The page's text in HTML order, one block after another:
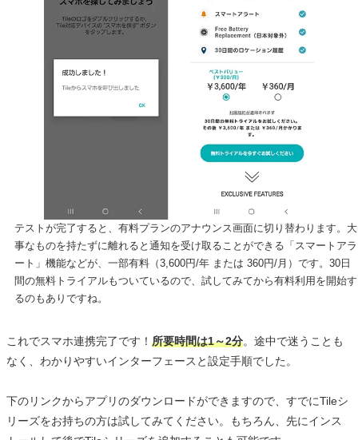
テストが完了すると、有料プランのアナウンス画面に切り替わります。大
事なものを持たずに離れると通知を受け取ることができる「スマートアラ
ート」機能などが、一部有料（3,600円/年 または 360円/月）です。30日
間の無料トライアルもついているので、試してみてから有料利用を開始す
るのもありですね。
これでスマホ連携完了です！ 所要時間は1～2分。途中で迷うことも
なく、わかりやすいインターフェースと設定手順でした。
下のリンクからアプリのダウンロードができますので、すでにTileシ
リーズをお持ちの方は試してみてください。もちろん、先にインス